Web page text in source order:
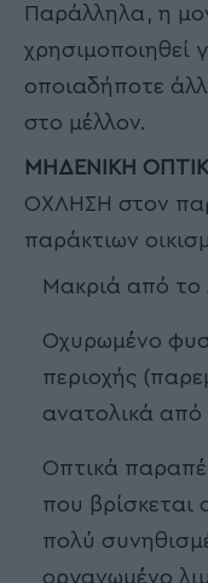
Παράλληλα, η
χρησιμοποιηθεί
οποιαδήποτε
στο μέλλον.
ΜΗΔΕΝΙΚΗ
ΌΧΛΗΣΗ στον
παράκτιων
Μακριά από το
Οχυρωμένο
περιοχής
ανατολικά από
Οπτικά
που βρίσκεται
πολύ
οργανωμένο